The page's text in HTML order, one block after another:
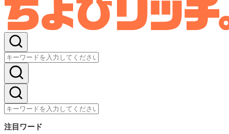
注目ワード